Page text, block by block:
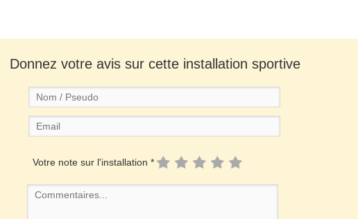
Donnez votre avis sur cette installation sportive
Votre note sur l'installation *